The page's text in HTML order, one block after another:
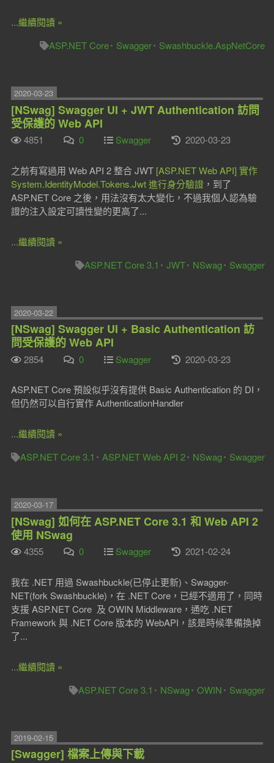
...繼續閱讀 »
ASP.NET Core
Swagger Swashbuckle.AspNetCore
2020-03-23
[NSwag] Swagger UI + JWT Authentication 訪問
受保護的 Web API
4851 0 Swagger 2020-03-23
之前有寫過用 Web API 2 整合 JWT [ASP.NET Web API] 實作
System.IdentityModel.Tokens.Jwt 進行身分驗證，到了
ASP.NET Core 之後，用法沒有太大變化，不過我個人認為驗
證的注入設定可讀性變的更高了...
...繼續閱讀 »
ASP.NET Core 3.1
JWT NSwag Swagger
2020-03-22
[NSwag] Swagger UI + Basic Authentication 訪
問受保護的 Web API
2854 0 Swagger 2020-03-23
ASP.NET Core 預設似乎沒有提供 Basic Authentication 的 DI，
但仍然可以自行實作 AuthenticationHandler
...繼續閱讀 »
ASP.NET Core 3.1
ASP.NET Web API 2 NSwag Swagger
2020-03-17
[NSwag] 如何在 ASP.NET Core 3.1 和 Web API 2
使用 NSwag
4355 0 Swagger 2021-02-24
我在 .NET 用過 Swashbuckle(已停止更新)、Swagger-
NET(fork Swashbuckle)，在 .NET Core，已經不適用了，同時
支援 ASP.NET Core 及 OWIN Middleware，通吃 .NET
Framework 與 .NET Core 版本的 WebAPI，該是時候準備換掉
了...
...繼續閱讀 »
ASP.NET Core 3.1
NSwag OWIN Swagger
2019-02-15
[Swagger] 檔案上傳與下載